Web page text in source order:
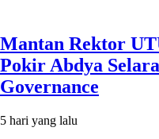
Mantan Rektor
Pokir Abdya
Governance
5 hari yang lalu